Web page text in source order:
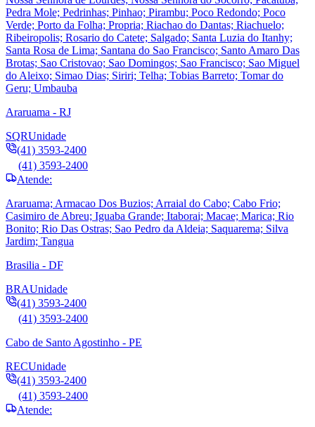
Pedra Mole; Pedrinhas; Pinhao; Pirambu; Poco Redondo; Poco
Verde; Porto da Folha; Propria; Riachao do Dantas; Riachuelo;
Ribeiropolis; Rosario do Catete; Salgado; Santa Luzia do Itanhy;
Santa Rosa de Lima; Santana do Sao Francisco; Santo Amaro Das
Brotas; Sao Cristovao; Sao Domingos; Sao Francisco; Sao Miguel
do Aleixo; Simao Dias; Siriri; Telha; Tobias Barreto; Tomar do
Geru; Umbauba
Araruama - RJ
SQRUnidade
(41) 3593-2400
(41) 3593-2400
Atende:
Araruama; Armacao Dos Buzios; Arraial do Cabo; Cabo Frio;
Casimiro de Abreu; Iguaba Grande; Itaborai; Macae; Marica; Rio
Bonito; Rio Das Ostras; Sao Pedro da Aldeia; Saquarema; Silva
Jardim; Tangua
Brasilia - DF
BRAUnidade
(41) 3593-2400
(41) 3593-2400
Cabo de Santo Agostinho - PE
RECUnidade
(41) 3593-2400
(41) 3593-2400
Atende: